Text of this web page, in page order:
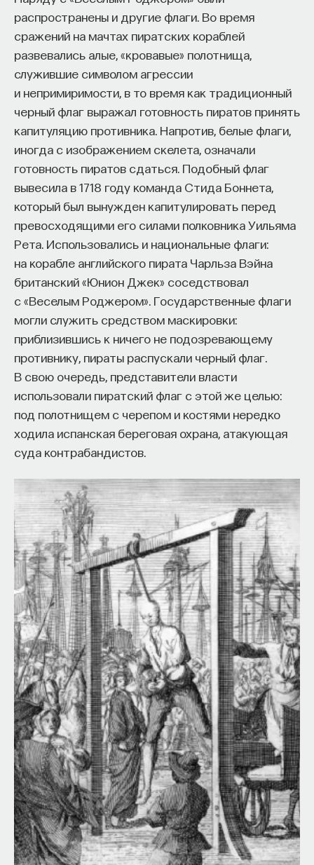
распространены и другие флаги. Во время
сражений на мачтах пиратских кораблей
развевались алые, «кровавые» полотнища,
служившие символом агрессии
и непримиримости, в то время как традиционный
черный флаг выражал готовность пиратов принять
капитуляцию противника. Напротив, белые флаги,
иногда с изображением скелета, означали
готовность пиратов сдаться. Подобный флаг
вывесила в 1718 году команда Стида Боннета,
который был вынужден капитулировать перед
превосходящими его силами полковника Уильяма
Рета. Использовались и национальные флаги:
на корабле английского пирата Чарльза Вэйна
британский «Юнион Джек» соседствовал
с «Веселым Роджером». Государственные флаги
могли служить средством маскировки:
приблизившись к ничего не подозревающему
противнику, пираты распускали черный флаг.
В свою очередь, представители власти
использовали пиратский флаг с этой же целью:
под полотнищем с черепом и костями нередко
ходила испанская береговая охрана, атакующая
суда контрабандистов.